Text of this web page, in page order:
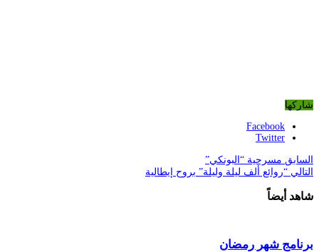
شاركها
Facebook
Twitter
السابق مسرحية “البونكي”
التالي “روائع ألف ليلة وليلة” بروح إيطالية
شاهد أيضاً
برنامج شهر رمضان